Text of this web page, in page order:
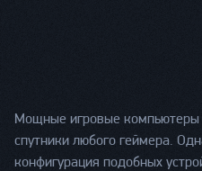
Мощные игровые компьютеры
спутники любого геймера.
конфигурация подобных